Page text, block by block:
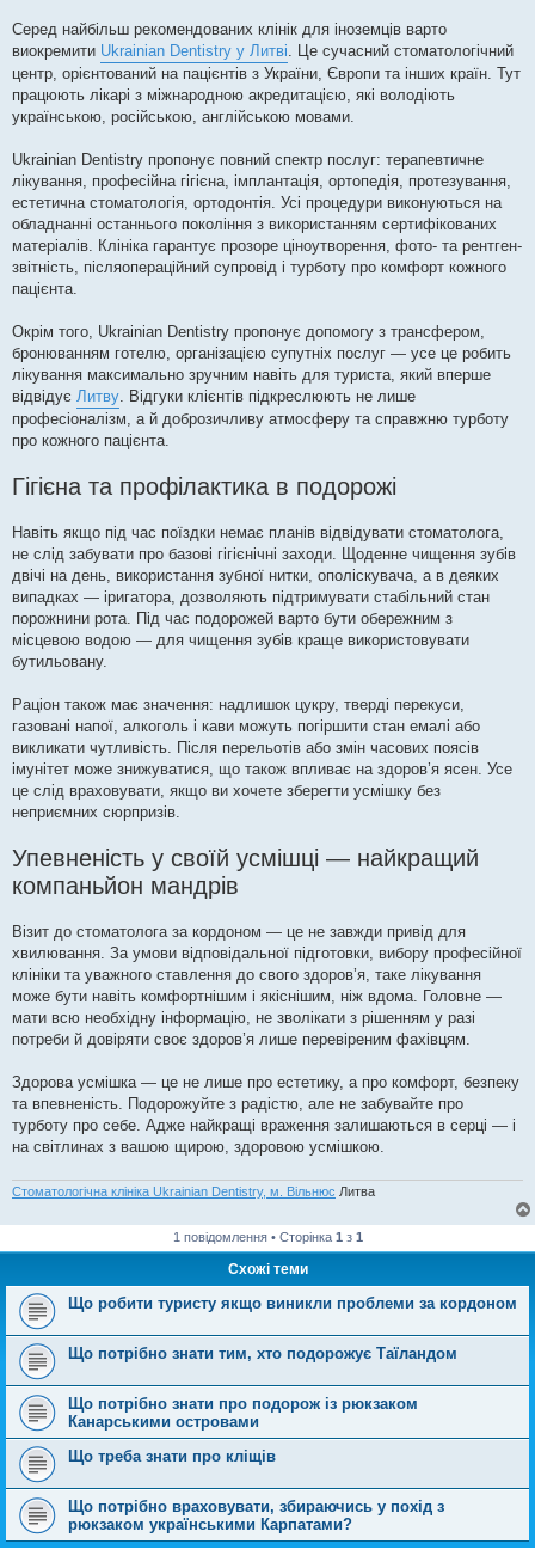
Серед найбільш рекомендованих клінік для іноземців варто
виокремити Ukrainian Dentistry у Литві. Це сучасний стоматологічний
центр, орієнтований на пацієнтів з України, Європи та інших країн. Тут
працюють лікарі з міжнародною акредитацією, які володіють
українською, російською, англійською мовами.
Ukrainian Dentistry пропонує повний спектр послуг: терапевтичне
лікування, професійна гігієна, імплантація, ортопедія, протезування,
естетична стоматологія, ортодонтія. Усі процедури виконуються на
обладнанні останнього покоління з використанням сертифікованих
матеріалів. Клініка гарантує прозоре ціноутворення, фото- та рентген-
звітність, післяопераційний супровід і турботу про комфорт кожного
пацієнта.
Окрім того, Ukrainian Dentistry пропонує допомогу з трансфером,
бронюванням готелю, організацією супутніх послуг — усе це робить
лікування максимально зручним навіть для туриста, який вперше
відвідує Литву. Відгуки клієнтів підкреслюють не лише
професіоналізм, а й доброзичливу атмосферу та справжню турботу
про кожного пацієнта.
Гігієна та профілактика в подорожі
Навіть якщо під час поїздки немає планів відвідувати стоматолога,
не слід забувати про базові гігієнічні заходи. Щоденне чищення зубів
двічі на день, використання зубної нитки, ополіскувача, а в деяких
випадках — іригатора, дозволяють підтримувати стабільний стан
порожнини рота. Під час подорожей варто бути обережним з
місцевою водою — для чищення зубів краще використовувати
бутильовану.
Раціон також має значення: надлишок цукру, тверді перекуси,
газовані напої, алкоголь і кави можуть погіршити стан емалі або
викликати чутливість. Після перельотів або змін часових поясів
імунітет може знижуватися, що також впливає на здоров’я ясен. Усе
це слід враховувати, якщо ви хочете зберегти усмішку без
неприємних сюрпризів.
Упевненість у своїй усмішці — найкращий
компаньйон мандрів
Візит до стоматолога за кордоном — це не завжди привід для
хвилювання. За умови відповідальної підготовки, вибору професійної
клініки та уважного ставлення до свого здоров’я, таке лікування
може бути навіть комфортнішим і якіснішим, ніж вдома. Головне —
мати всю необхідну інформацію, не зволікати з рішенням у разі
потреби й довіряти своє здоров’я лише перевіреним фахівцям.
Здорова усмішка — це не лише про естетику, а про комфорт, безпеку
та впевненість. Подорожуйте з радістю, але не забувайте про
турботу про себе. Адже найкращі враження залишаються в серці — і
на світлинах з вашою щирою, здоровою усмішкою.
Стоматологічна клініка Ukrainian Dentistry, м. Вільнюс Литва
1 повідомлення • Сторінка 1 з 1
Схожі теми
Що робити туристу якщо виникли проблеми за кордоном
Що потрібно знати тим, хто подорожує Таїландом
Що потрібно знати про подорож із рюкзаком
Канарськими островами
Що треба знати про кліщів
Що потрібно враховувати, збираючись у похід з
рюкзаком українськими Карпатами?